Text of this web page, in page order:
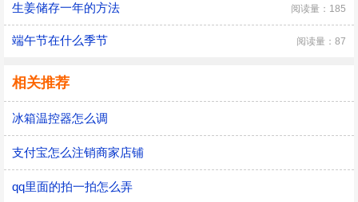
生姜储存一年的方法 阅读量：185
端午节在什么季节 阅读量：87
相关推荐
冰箱温控器怎么调
支付宝怎么注销商家店铺
qq里面的拍一拍怎么弄